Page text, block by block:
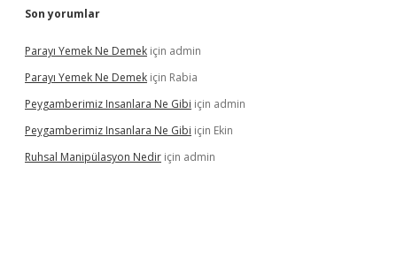
Son yorumlar
Parayı Yemek Ne Demek için admin
Parayı Yemek Ne Demek için Rabia
Peygamberimiz Insanlara Ne Gibi için admin
Peygamberimiz Insanlara Ne Gibi için Ekin
Ruhsal Manipülasyon Nedir için admin